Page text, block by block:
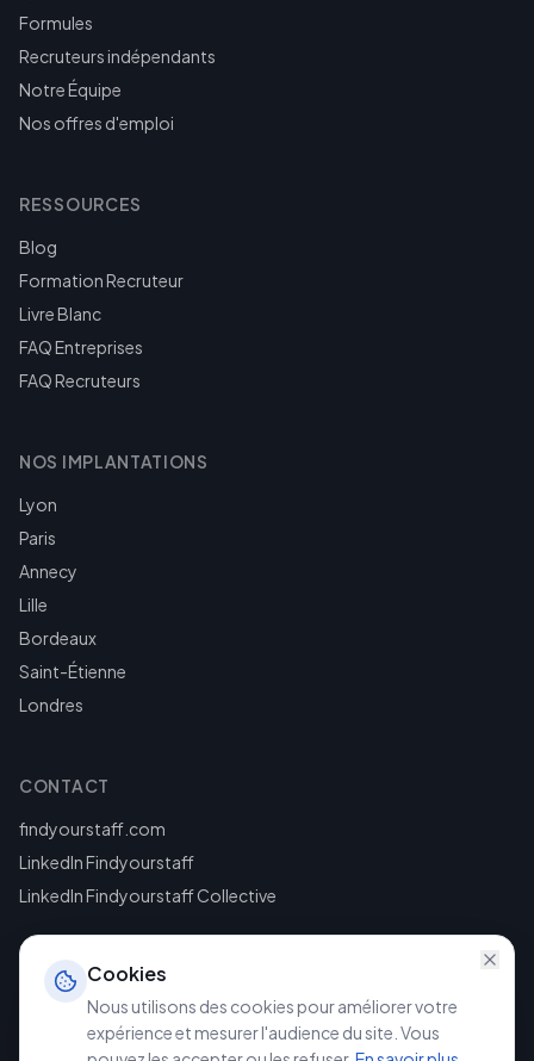
Formules
Recruteurs indépendants
Notre Équipe
Nos offres d'emploi
RESSOURCES
Blog
Formation Recruteur
Livre Blanc
FAQ Entreprises
FAQ Recruteurs
NOS IMPLANTATIONS
Lyon
Paris
Annecy
Lille
Bordeaux
Saint-Étienne
Londres
CONTACT
findyourstaff.com
LinkedIn Findyourstaff
LinkedIn Findyourstaff Collective
Cookies
Nous utilisons des cookies pour améliorer votre
expérience et mesurer l'audience du site. Vous